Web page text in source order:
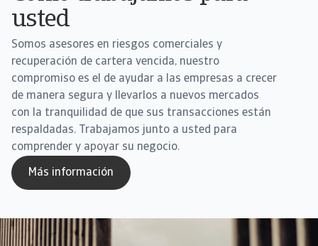
usted
Somos asesores en riesgos comerciales y
recuperación de cartera vencida, nuestro
compromiso es el de ayudar a las empresas a crecer
de manera segura y llevarlos a nuevos mercados
con la tranquilidad de que sus transacciones están
respaldadas. Trabajamos junto a usted para
comprender y apoyar su negocio.
Más información